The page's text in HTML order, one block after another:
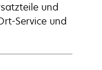
und
Service und